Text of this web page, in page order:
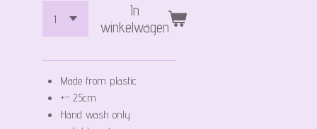
In
winkelwagen
Made from plastic
+- 25cm
Hand wash only